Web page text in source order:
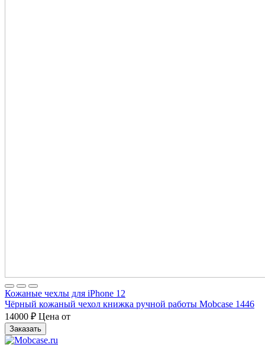
Кожаные чехлы для iPhone 12
Чёрный кожаный чехол книжка ручной работы Mobcase 1446
14000 ₽ Цена от
Заказать